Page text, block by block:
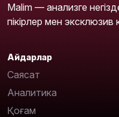
Malim — анализге
пікірлер мен эксклюзив
Айдарлар
Саясат
Аналитика
Қоғам